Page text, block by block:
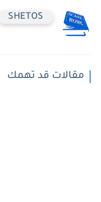
SHETOS
مقالات قد تهمك